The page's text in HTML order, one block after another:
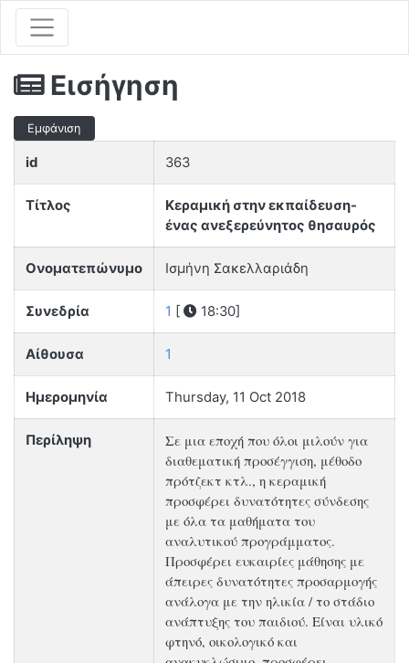
Εισήγηση
Εμφάνιση
id 363
Τίτλος
Κεραμική στην εκπαίδευση-
ένας ανεξερεύνητος θησαυρός
Ονοματεπώνυμο Ισμήνη Σακελλαριάδη
Συνεδρία 1 [ 18:30]
Αίθουσα 1
Ημερομηνία Thursday, 11 Oct 2018
Περίληψη
Σε μια εποχή που όλοι μιλούν για
διαθεματική προσέγγιση, μέθοδο
πρότζεκτ κτλ., η κεραμική
προσφέρει δυνατότητες σύνδεσης
με όλα τα μαθήματα του
αναλυτικού προγράμματος.
Προσφέρει ευκαιρίες μάθησης με
άπειρες δυνατότητες προσαρμογής
ανάλογα με την ηλικία / το στάδιο
ανάπτυξης του παιδιού. Είναι υλικό
φτηνό, οικολογικό και